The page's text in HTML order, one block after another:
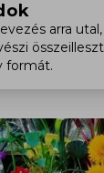
arra
formát.